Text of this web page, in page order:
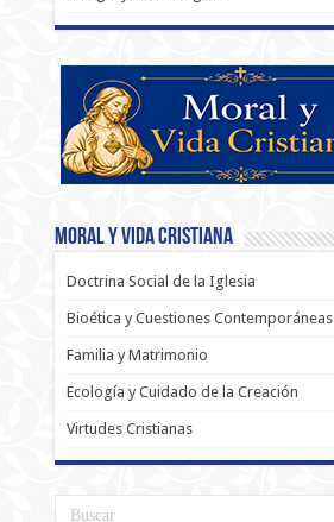
Moral y Vida Cristiana
Doctrina Social de la Iglesia
Bioética y Cuestiones Contemporáneas
Familia y Matrimonio
Ecología y Cuidado de la Creación
Virtudes Cristianas